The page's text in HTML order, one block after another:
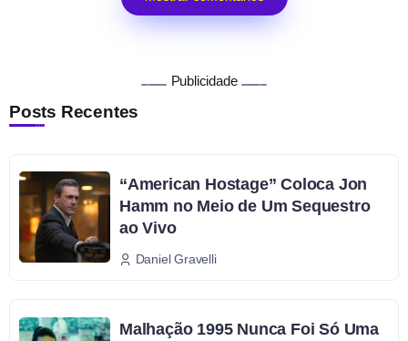
Publicidade
Posts Recentes
“American Hostage” Coloca Jon
Hamm no Meio de Um Sequestro
ao Vivo
Daniel Gravelli
Malhação 1995 Nunca Foi Só Uma